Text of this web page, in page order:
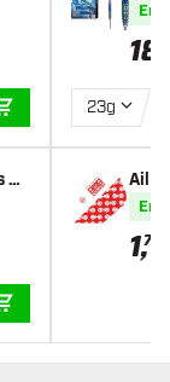
AJOUTER AU
nte
En
23g
En
1,70